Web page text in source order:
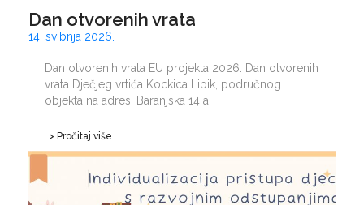
Dan otvorenih vrata
14. svibnja 2026.
Dan otvorenih vrata EU projekta 2026. Dan otvorenih
vrata Dječjeg vrtića Kockica Lipik, područnog
objekta na adresi Baranjska 14 a,
> Pročitaj više